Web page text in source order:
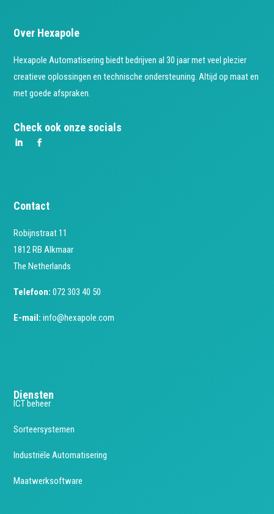
Over Hexapole
Hexapole Automatisering biedt bedrijven al 30 jaar met veel plezier
creatieve oplossingen en technische ondersteuning. Altijd op maat en
met goede afspraken.
Check ook onze socials
Contact
Robijnstraat 11
1812 RB Alkmaar
The Netherlands
Telefoon: 072 303 40 50
E-mail: info@hexapole.com
Diensten
ICT beheer
Sorteersystemen
Industriële Automatisering
Maatwerksoftware